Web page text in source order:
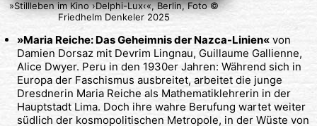
»Stillleben im Kino ›Delphi-Lux‹«, Berlin, Foto ©
Friedhelm Denkeler 2025
»Maria Reiche: Das Geheimnis der Nazca-Linien«von
Damien Dorsaz mit Devrim Lingnau, Guillaume Gallienne,
Alice Dwyer. Peru in den 1930er Jahren: Während sich in
Europa der Faschismus ausbreitet, arbeitet die junge
Dresdnerin Maria Reiche als Mathematiklehrerin in der
Hauptstadt Lima. Doch ihre wahre Berufung wartet weiter
südlich der kosmopolitischen Metropole, in der Wüste von